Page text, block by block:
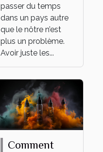
passer du temps
dans un pays autre
que le nôtre n’est
plus un problème.
Avoir juste les...
Comment